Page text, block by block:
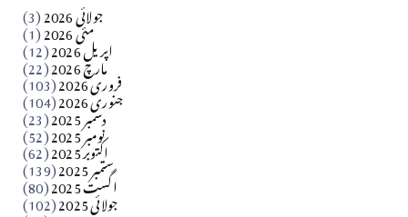
جولائی 2026 (3) مئی 2026 (1) اپریل 2026 (12) مارچ 2026 (22) فروری 2026 (103) جنوری 2026 (104) دسمبر 2025 (23) نومبر 2025 (52) اکتوبر 2025 (62) ستمبر 2025 (139) اگست 2025 (80) جولائی 2025 (102)